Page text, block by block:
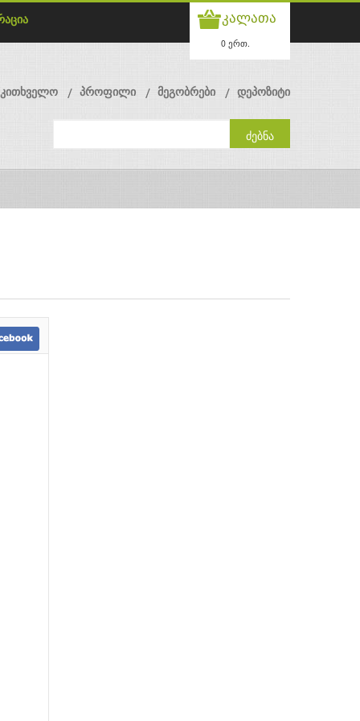
კალათა
0 ერთ.
პროფილი მეგობრები დეპოზიტი